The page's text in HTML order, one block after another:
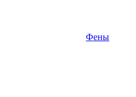
Фены